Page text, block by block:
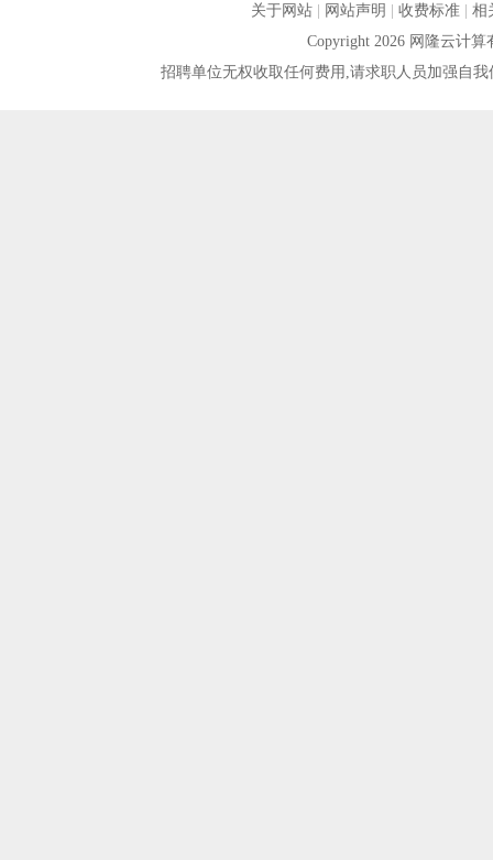
关于网站| 网站声明 收费标准| 相
Copyright 2026 网隆云计
招聘单位无权收取任何费用,请求职人员加强自